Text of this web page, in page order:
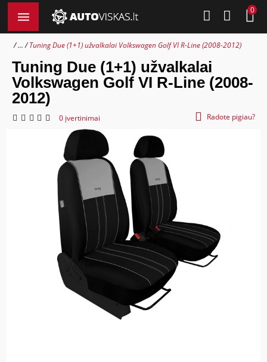
0
... Tuning Due (1+1) užvalkalai Volkswagen Golf VI R-Line (2008-2012)
Tuning Due (1+1) užvalkalai
Volkswagen Golf VI R-Line (2008-
2012)
0 įvertinimai Radote pigiau?